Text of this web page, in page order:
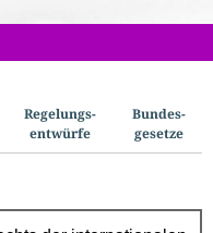
Regelungs­
entwürfe
Bundes­
gesetze